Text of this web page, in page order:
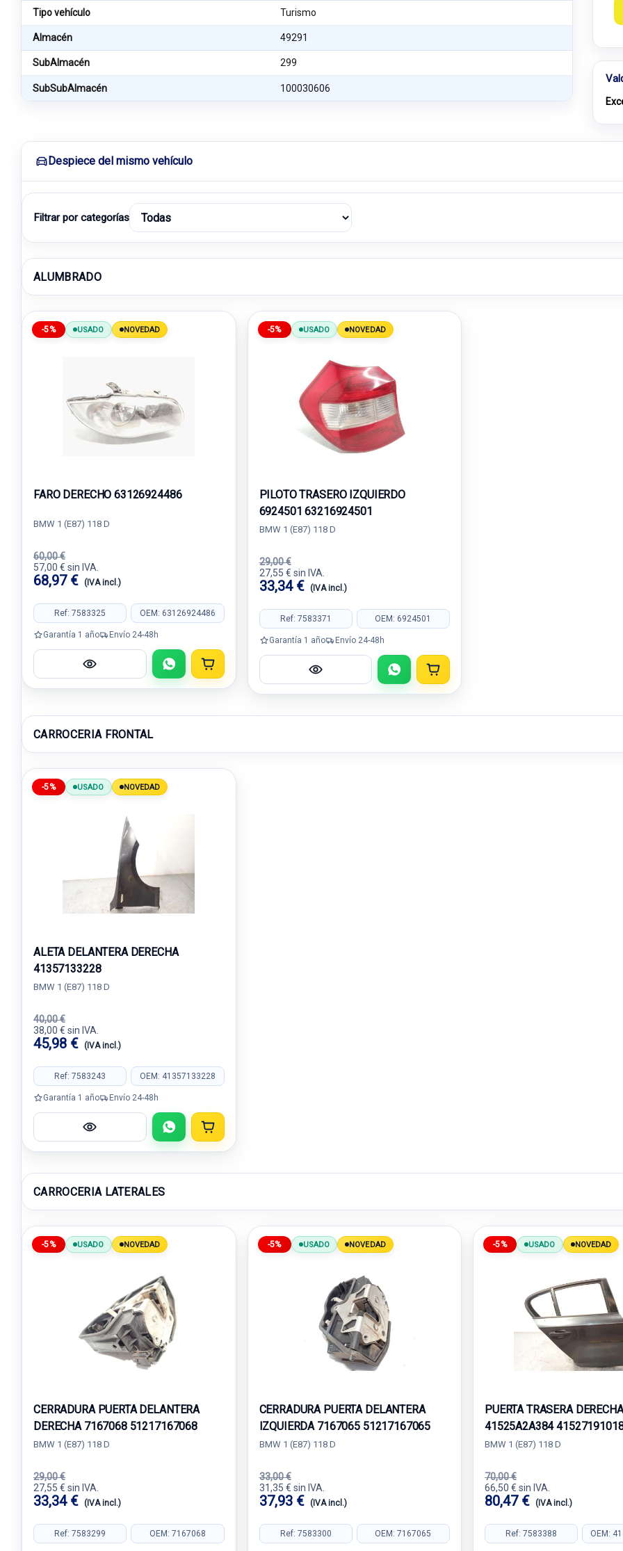
Tipo vehículo Turismo
Almacén 49291
SubAlmacén 299
SubSubAlmacén 100030606
Despiece del mismo vehículo
Filtrar por categorías
ALUMBRADO
-5% USADO NOVEDAD
FARO DERECHO 63126924486
BMW 1 (E87) 118 D
60,00 €
57,00 € sin IVA.
68,97 € (IVA incl.)
Ref: 7583325 OEM: 63126924486
Garantía 1 año Envío 24-48h
-5% USADO NOVEDAD
PILOTO TRASERO IZQUIERDO
6924501 63216924501
BMW 1 (E87) 118 D
29,00 €
27,55 € sin IVA.
33,34 € (IVA incl.)
Ref: 7583371 OEM: 6924501
Garantía 1 año Envío 24-48h
CARROCERIA FRONTAL
-5% USADO NOVEDAD
ALETA DELANTERA DERECHA
41357133228
BMW 1 (E87) 118 D
40,00 €
38,00 € sin IVA.
45,98 € (IVA incl.)
Ref: 7583243 OEM: 41357133228
Garantía 1 año Envío 24-48h
CARROCERIA LATERALES
-5% USADO NOVEDAD
CERRADURA PUERTA DELANTERA
DERECHA 7167068 51217167068
BMW 1 (E87) 118 D
29,00 €
27,55 € sin IVA.
33,34 € (IVA incl.)
Ref: 7583299 OEM: 7167068
-5% USADO NOVEDAD
CERRADURA PUERTA DELANTERA
IZQUIERDA 7167065 51217167065
BMW 1 (E87) 118 D
33,00 €
31,35 € sin IVA.
37,93 € (IVA incl.)
Ref: 7583300 OEM: 7167065
-5% USADO NOVEDAD
PUERTA TRASERA DERECHA
41525A2A384
BMW 1 (E87) 118 D
70,00 €
66,50 € sin IVA.
80,47 € (IVA incl.)
Ref: 7583388 OEM: